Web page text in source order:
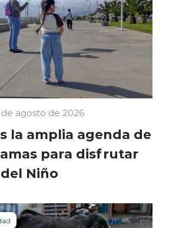
agosto de 2026
la amplia agenda de
para disfrutar
Niño